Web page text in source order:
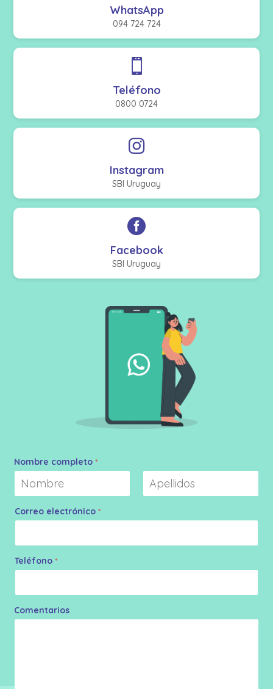
WhatsApp
094 724 724

Teléfono
0800 0724

Instagram
SBI Uruguay

Facebook
SBI Uruguay
Nombre completo*
Correo electrónico*
Teléfono*
Comentarios